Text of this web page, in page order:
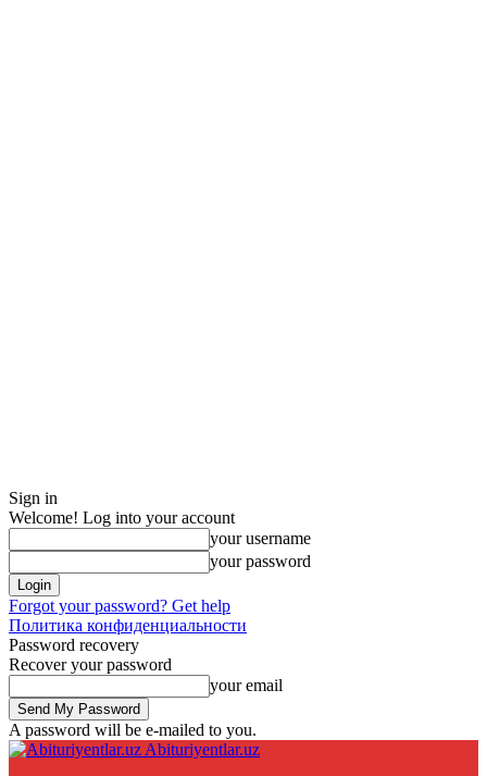
Sign in
Welcome! Log into your account
your username
your password
Forgot your password? Get help
Политика конфиденциальности
Password recovery
Recover your password
your email
A password will be e-mailed to you.
Abituriyentlar.uz